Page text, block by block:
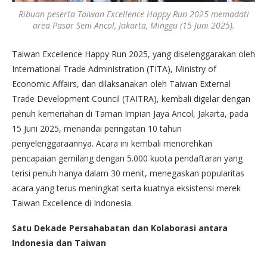
Ribuan peserta Taiwan Excellence Happy Run 2025 memadati
area Pasar Seni Ancol, Jakarta, Minggu (15 Juni 2025).
Taiwan Excellence Happy Run 2025, yang diselenggarakan oleh
International Trade Administration (TITA), Ministry of
Economic Affairs, dan dilaksanakan oleh Taiwan External
Trade Development Council (TAITRA), kembali digelar dengan
penuh kemeriahan di Taman Impian Jaya Ancol, Jakarta, pada
15 Juni 2025, menandai peringatan 10 tahun
penyelenggaraannya. Acara ini kembali menorehkan
pencapaian gemilang dengan 5.000 kuota pendaftaran yang
terisi penuh hanya dalam 30 menit, menegaskan popularitas
acara yang terus meningkat serta kuatnya eksistensi merek
Taiwan Excellence di Indonesia.
Satu Dekade Persahabatan dan Kolaborasi antara
Indonesia dan Taiwan